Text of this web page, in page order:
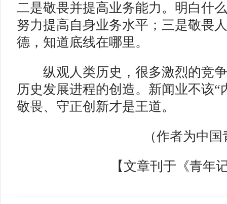
二是敬畏并提高业务能力。明白什
努力提高自身业务水平；三是敬畏
德，知道底线在哪里。
纵观人类历史，很多激烈的竞争
历史发展进程的创造。新闻业不该“
敬畏、守正创新才是王道。
（作者为中国
【文章刊于《青年记